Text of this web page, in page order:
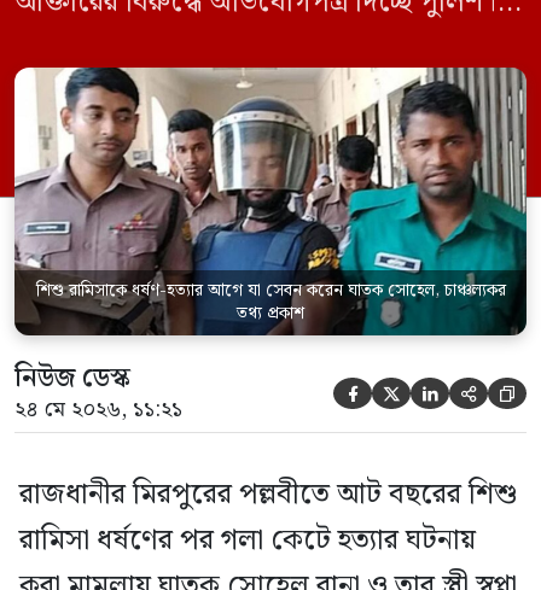
সেবন করেছিলেন বলে জবানবন্দিতে
জানিয়েছেন আসামি। রোববার (২৪ মে) সকালে
মামলার তদন্ত কর্মকর্তা পল্লবী থানার উপ-
পরিদর্শক অহিদুজ্জামান এ তথ্য নিছিত করেন।
তিনি বলেন, […]
শিশু রামিসাকে ধর্ষণ-হত্যার আগে যা সেবন করেন ঘাতক সোহেল, চাঞ্চল্যকর
তথ্য প্রকাশ
নিউজ ডেস্ক
২৪ মে ২০২৬, ১১:২১     
রাজধানীর মিরপুরের পল্লবীতে আট বছরের শিশু
রামিসা ধর্ষণের পর গলা কেটে হত্যার ঘটনায়